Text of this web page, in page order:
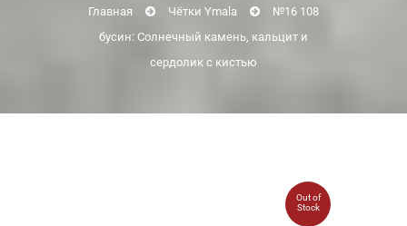
Главная Чётки Ymala
№16 108
бусин: Солнечный камень, кальцит и
сердолик с кистью
Out of
Stock